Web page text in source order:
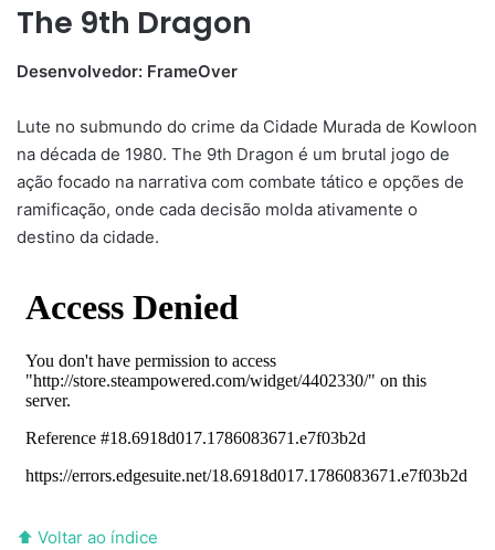
The 9th Dragon
Desenvolvedor: FrameOver
Lute no submundo do crime da Cidade Murada de Kowloon
na década de 1980. The 9th Dragon é um brutal jogo de
ação focado na narrativa com combate tático e opções de
ramificação, onde cada decisão molda ativamente o
destino da cidade.
⬆ Voltar ao índice